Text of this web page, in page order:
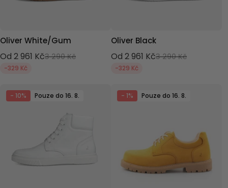
Oliver White/Gum
Od 2 961 Kč3 290 Kč
-329 Kč
Oliver Black
Od 2 961 Kč3 290 Kč
-329 Kč
- 10% Pouze do 16. 8. - 1% Pouze do 16. 8.